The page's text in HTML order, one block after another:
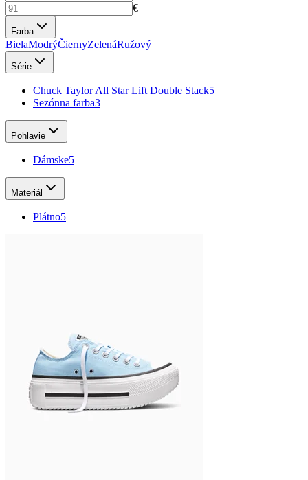
€
Farba
BielaModrýČiernyZelenáRužový
Série
Chuck Taylor All Star Lift Double Stack5
Sezónna farba3
Pohlavie
Dámske5
Materiál
Plátno5